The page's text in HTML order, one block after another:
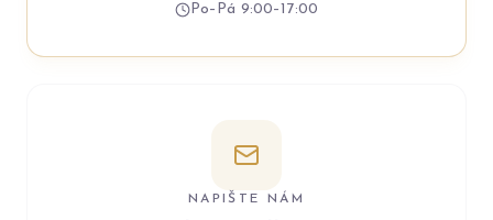
Po–Pá 9:00–17:00
NAPIŠTE NÁM